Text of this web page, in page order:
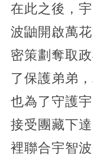
在此之後，
波鼬開啟萬
密策劃奪取
了保護弟弟
也為了守護
接受團藏下
裡聯合宇智